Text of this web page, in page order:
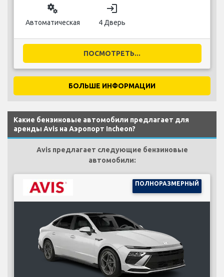
miscellaneous_services
Автоматическая
login
4 Дверь
ПОСМОТРЕТЬ...
БОЛЬШЕ ИНФОРМАЦИИ
Какие бензиновые автомобили предлагает для
аренды Avis на Аэропорт Incheon?
Avis предлагает следующие бензиновые
автомобили:
ПОЛНОРАЗМЕРНЫЙ